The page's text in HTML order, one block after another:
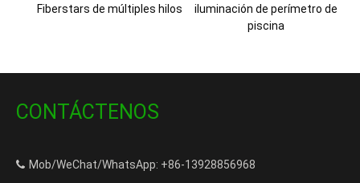
Fiberstars de múltiples hilos
iluminación de perímetro de
piscina
CONTÁCTENOS
Mob/WeChat/WhatsApp: +86-13928856968